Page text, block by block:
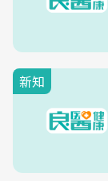
新知